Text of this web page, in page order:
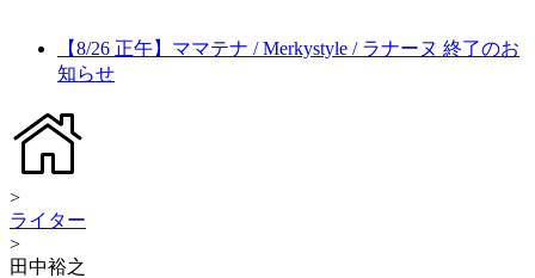
【8/26 正午】ママテナ / Merkystyle / ラナーヌ 終了のお
知らせ
>
ライター
>
田中裕之